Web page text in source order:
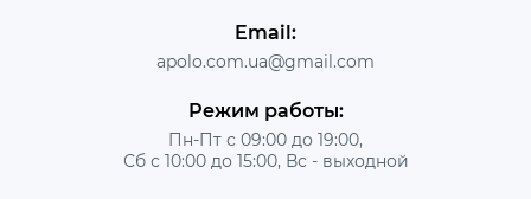
Email:
apolo.com.ua@gmail.com
Режим работы:
Пн-Пт с 09:00 до 19:00,
Сб с 10:00 до 15:00, Вс - выходной